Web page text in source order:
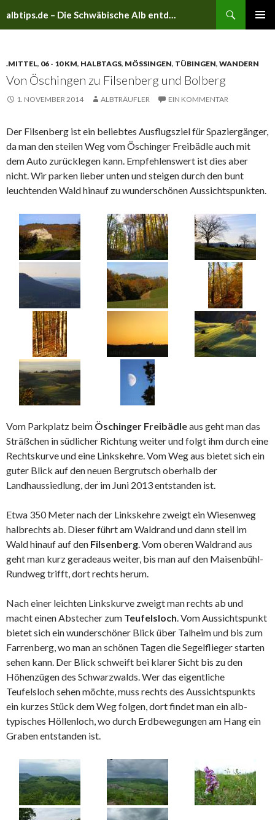
albtips.de – Die Schwäbische Alb entdecken
.MITTEL, 06 - 10 KM, HALBTAGS, MÖSSINGEN, TÜBINGEN, WANDERN
Von Öschingen zu Filsenberg und Bolberg
1. NOVEMBER 2014 ALBTRÄUFLER EIN KOMMENTAR
Der Filsenberg ist ein beliebtes Ausflugsziel für Spaziergänger,
da man den steilen Weg vom Öschinger Freibädle auch mit
dem Auto zurücklegen kann. Empfehlenswert ist dies aber
nicht. Wir parken lieber unten und steigen durch den bunt
leuchtenden Wald hinauf zu wunderschönen Aussichtspunkten.
Vom Parkplatz beim Öschinger Freibädleaus geht man das
Sträßchen in südlicher Richtung weiter und folgt ihm durch eine
Rechtskurve und eine Linkskehre. Vom Weg aus bietet sich ein
guter Blick auf den neuen Bergrutsch oberhalb der
Landhaussiedlung, der im Juni 2013 entstanden ist.
Etwa 350 Meter nach der Linkskehre zweigt ein Wiesenweg
halbrechts ab. Dieser führt am Waldrand und dann steil im
Wald hinauf auf den Filsenberg. Vom oberen Waldrand aus
geht man kurz geradeaus weiter, bis man auf den Maisenbühl-
Rundweg trifft, dort rechts herum.
Nach einer leichten Linkskurve zweigt man rechts ab und
macht einen Abstecher zum Teufelsloch. Vom Aussichtspunkt
bietet sich ein wunderschöner Blick über Talheim und bis zum
Farrenberg, wo man an schönen Tagen die Segelflieger starten
sehen kann. Der Blick schweift bei klarer Sicht bis zu den
Höhenzügen des Schwarzwalds. Wer das eigentliche
Teufelsloch sehen möchte, muss rechts des Aussichtspunkts
ein kurzes Stück dem Weg folgen, dort findet man ein alb-
typisches Höllenloch, wo durch Erdbewegungen am Hang ein
Graben entstanden ist.